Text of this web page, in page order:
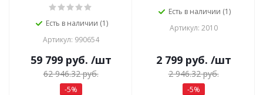
Есть в наличии (1)
Артикул: 990654
59 799руб. /шт
62 946.32руб.
-5%
Есть в наличии (1)
Артикул: 2010
2 799руб. /шт
2 946.32руб.
-5%